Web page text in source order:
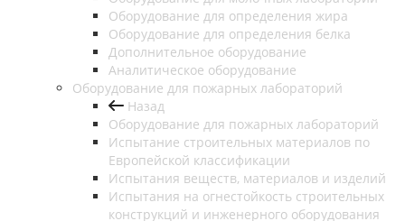
Оборудование для определения жира
Оборудование для определения белка
Дополнительное оборудование
Аналитическое оборудование
Оборудование для пожарных лабораторий
Назад
Оборудование для пожарных лабораторий
Испытание строительных материалов по
Европейской классификации
Испытания веществ, материалов и изделий
Испытания на огнестойкость строительных
конструкций и инженерного оборудования